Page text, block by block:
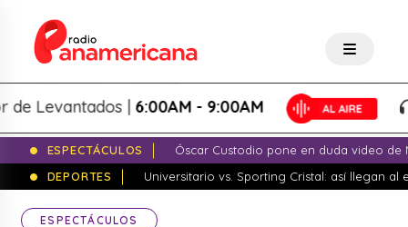
|6:00AM - 9:00AM
ESPECTÁCULOS
Óscar Custodio pone en duda video de
DEPORTES
Universitario vs. Sporting Cristal: así llegan al
ESPECTÁCULOS